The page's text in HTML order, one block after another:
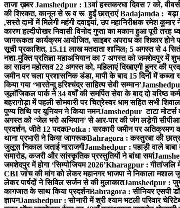
ताजा ख़बरJamshedpur : 13वां हस्तकरघा दिवस 7 को,
की शिरकत, कानून से रू व रू हुईं छात्राएंBadajamda : बड़ा
,सस्ते दामों में मिलेगी महंगी दवाइयां, उप महानिरीक्षक रमेश
कारण हल्दीपोखर निवासी विनोद गुप्ता का मकान हुआ पूरी तरह
जागरूकता कार्यक्रम आयोजित, साइबर अपराध का शिकार होने
सूची प्रकाशित, 15.11 लाख मतदाता शामिल; 5 अगस्त से 4
नशा-मुक्ति प्रतिज्ञा महाअभियान का 7 अगस्त को जमशेदपुर में
का सावन महोत्सव 22 अगस्त को, महिलाएं दिखाएगी हुनर की
जमीन पर चला प्रशासनिक डंडा, मापी के बाद 15 दिनों में
किया गया ‘भारतेन्दु हरिश्चंद्र साहित्य सेवी सम्मान’
जूलॉजिकल पार्क ने 34 वर्षों की समर्पित सेवा के बाद दो वरिष्ठ
बहरागोड़ा में पहली सोमवारी पर चित्रेस्वर धाम सहित सभी
पुण्य तिथि पर यूनियन ने किया नमनJamshedpur टाटा मोटर्स
अगस्त को ‘जेल भरो अभियान’ से आर-पार की जंग लड़ेगी
प्रदर्शन, जीते 12 पदकPotka : सरकारी जमीन पर अतिक्रमण
थाना प्रभारी ने किया जागरूकBahragora : कस्तुरबा की
जुलूस निकाल जताई नाराजगीJamshedpur : पहाड़ी वाले बाबा
समारोह, कजरी और सांस्कृतिक प्रस्तुतियों ने बांधा समां
जमशेदपुर में होगा ‘सिम्पोजियम 2026’Kharagpur : गीतांजलि
CBI जांच की मांग को लेकर महानगर भाजपा ने निकाला मशाल
लेकर पार्षदों ने सिविल सर्जन से की मुलाकातJamshedpur :
कागजात के साथ किया प्रदर्शनBahragora : सीनियर एसपी
ज्ञापनJamshedpur : सोनारी में श्री श्याम भटली परिवार